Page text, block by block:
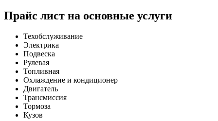
Прайс лист на основные услуги
Техобслуживание
Электрика
Подвеска
Рулевая
Топливная
Охлаждение и кондиционер
Двигатель
Трансмиссия
Тормоза
Кузов